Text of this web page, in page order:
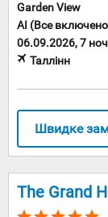
Garden View
AI (Все
06.09.2026, 7
Таллінн
Швидке
The Grand